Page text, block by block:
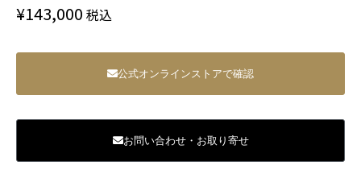
¥143,000 税込
公式オンラインストアで確認
お問い合わせ・お取り寄せ